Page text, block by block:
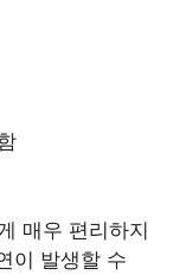
매우 편리하지
이 발생할 수